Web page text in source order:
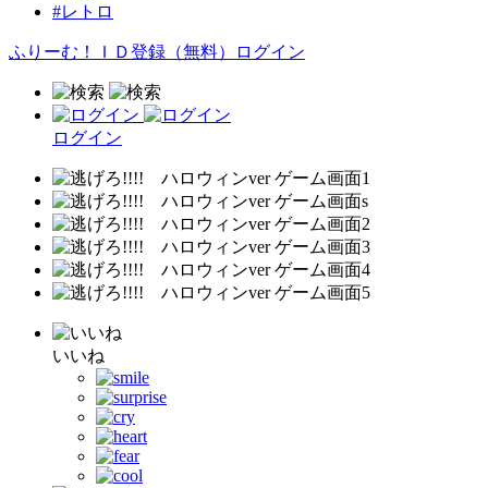
#レトロ
ふりーむ！ＩＤ登録（無料） ログイン
ログイン
いいね